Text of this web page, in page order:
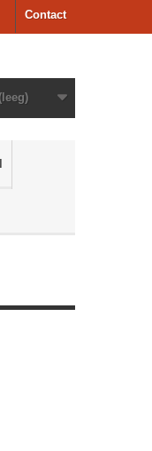
Contact
(leeg)